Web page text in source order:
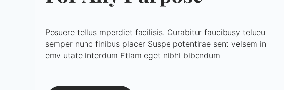
Posuere tellus mperdiet facilisis. Curabitur faucibusy telueu
semper nunc finibus placer Suspe potentirae sent velsem in
emv utate interdum Etiam eget nibhi bibendum